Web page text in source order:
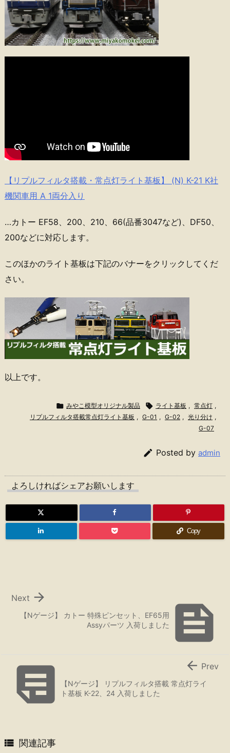
【リプルフィルタ搭載・常点灯ライト基板】 (N) K-21 K社
機関車用 A 1両分入り
…カトー EF58、200、210、66(品番3047など)、DF50、
200などに対応します。
このほかのライト基板は下記のバナーをクリックしてくだ
さい。
以上です。
 みやこ模型オリジナル製品  ライト基板 , 常点灯 ,
リプルフィルタ搭載常点灯ライト基板 , G-01 , G-02 , 光り分け ,
G-07
 Posted by admin
よろしければシェアお願いします
Copy

【Nゲージ】 カトー 特殊ピンセット、EF65用
Assyパーツ 入荷しました

Next

【Nゲージ】 リプルフィルタ搭載 常点灯ライ
ト基板 K-22、24 入荷しました
 Prev
 関連記事